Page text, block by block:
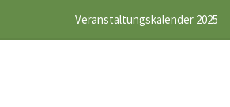
Veranstaltungskalender 2025